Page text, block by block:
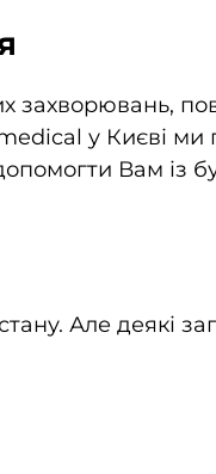
захворювань,
у Києві
допомогти Вам
Але деякі